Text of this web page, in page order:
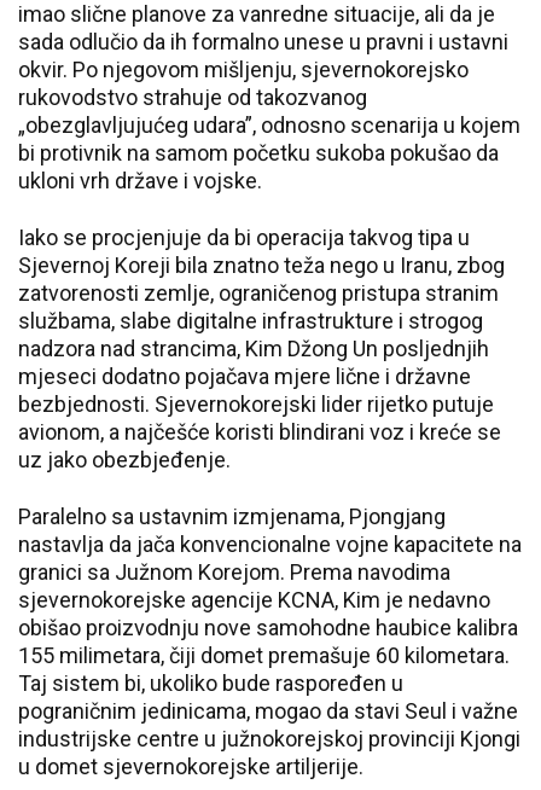
imao slične planove za vanredne situacije, ali da je
sada odlučio da ih formalno unese u pravni i ustavni
okvir. Po njegovom mišljenju, sjevernokorejsko
rukovodstvo strahuje od takozvanog
„obezglavljujućeg udara”, odnosno scenarija u kojem
bi protivnik na samom početku sukoba pokušao da
ukloni vrh države i vojske.
Iako se procjenjuje da bi operacija takvog tipa u
Sjevernoj Koreji bila znatno teža nego u Iranu, zbog
zatvorenosti zemlje, ograničenog pristupa stranim
službama, slabe digitalne infrastrukture i strogog
nadzora nad strancima, Kim Džong Un posljednjih
mjeseci dodatno pojačava mjere lične i državne
bezbjednosti. Sjevernokorejski lider rijetko putuje
avionom, a najčešće koristi blindirani voz i kreće se
uz jako obezbjeđenje.
Paralelno sa ustavnim izmjenama, Pjongjang
nastavlja da jača konvencionalne vojne kapacitete na
granici sa Južnom Korejom. Prema navodima
sjevernokorejske agencije KCNA, Kim je nedavno
obišao proizvodnju nove samohodne haubice kalibra
155 milimetara, čiji domet premašuje 60 kilometara.
Taj sistem bi, ukoliko bude raspoređen u
pograničnim jedinicama, mogao da stavi Seul i važne
industrijske centre u južnokorejskoj provinciji Kjongi
u domet sjevernokorejske artiljerije.